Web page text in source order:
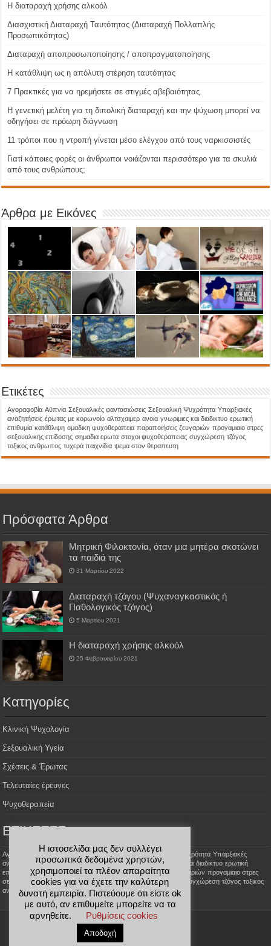
H διαταραχή χρήσης αλκοόλ
Διασχιστική Διαταραχή Ταυτότητας (Διαταραχή Πολλαπλής
Προσωπικότητας)
Διαταραχή αποπροσωποποίησης / αποπραγματοποίησης
Η κατάθλιψη ως η απόλυτη στέρηση ταυτότητας
7 Πρακτικές για να ηρεμήσετε σε στιγμές αβεβαιότητας.
Η γενετική μελέτη για τη διπολική διαταραχή και την ψύχωση μπορεί να
οδηγήσει σε πρόωρη διάγνωση
11 τρόποι που η ντροπή γίνεται μέσο ελέγχου από τους ναρκισσιστές
Γιατί κάποιες φορές οι άνθρωποι νοιάζονται περισσότερο για τα σκυλιά
από τους ανθρώπους;
Άρθρα με Εικόνες
Ετικέτες
Aγοραφοβία Αϋπνία Σεξουαλικές φαντασιώσεις Σεξουαλική Ψυχρότητα Υπαρξιακές
αναζητήσεις έρωτας με κορωνοίο αλτσχαιμερ ανοια γνωριμιες και διαδικτυο ερωτική
επιθυμία κατάθλιψη ομαδικη ψυχοθεραπεια παραποιήσεις ζευγαριών προγαμιαιο στρες
σεξουαλικής επίδοσης σημαδια ερωτα στοχοι ψυχοθεραπειας συγχώρεση τζόγος
τοξικος ανθρωπος τυχερά παιχνίδια ψεμα στον θεραπευτη
Πρόσφατα Άρθρα
Μητρική Φιλοκτονία, όταν μια μητέρα σκοτώνει
τα παιδιά της
31 Μαρτίου 2022
Διαταραχή τζόγου (Ψυχαναγκαστικός ή
Παθολογικός τζόγος)
5 Μαρτίου 2021
H διαταραχή χρήσης αλκοόλ
25 Φεβρουαρίου 2021
Kατηγορίες
Κλινική Ψυχολογία
Σεξουαλική Υγεία
Σχέσεις & Έρωτας
Τελευταίες έρευνες
Ψυχοθεραπεία
ΕΤΙΚΕΤΕΣ
Aγοραφοβία Αϋπνία Σεξουαλικές φαντασιώσεις Σεξουαλική Ψυχρότητα Υπαρξιακές
αναζητήσεις έρωτας με κορωνοίο αλτσχαιμερ ανοια γνωριμιες και διαδικτυο ερωτική
επιθυμία
κατάθλιψη ομαδικη ψυχοθεραπεια παραποιήσεις ζευγαριών προγαμιαιο στρες
σεξουαλικής επίδοσης σημαδια ερωτα στοχοι ψυχοθεραπειας συγχώρεση τζόγος τοξικος
ανθρωπος τυχερά παιχνίδια ψεμα στον θεραπευτη
Designed by
Η ιστοσελίδα μας δεν συλλέγει
προσωπικά δεδομένα χρηστών,
χρησιμοποιεί τα πλέον απαραίτητα
cookies για να έχετε την καλύτερη
δυνατή εμπειρία. Πιστεύουμε ότι είστε ok
με αυτό, αν επιθυμείτε μπορείτε να τα
αρνηθείτε.
Ρυθμίσεις cookies
Αποδοχή